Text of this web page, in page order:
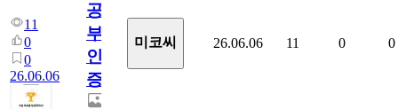
11
0
0
26.06.06
공
부
인
증
미코씨 26.06.06 11 0 0